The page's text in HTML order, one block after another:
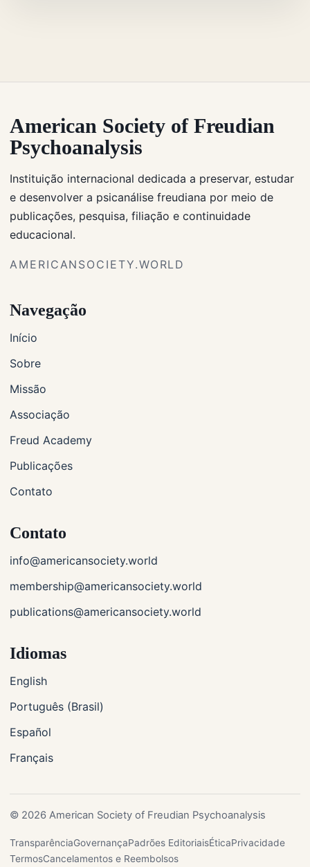
American Society of Freudian
Psychoanalysis
Instituição internacional dedicada a preservar, estudar
e desenvolver a psicanálise freudiana por meio de
publicações, pesquisa, filiação e continuidade
educacional.
AMERICANSOCIETY.WORLD
Navegação
Início
Sobre
Missão
Associação
Freud Academy
Publicações
Contato
Contato
info@americansociety.world
membership@americansociety.world
publications@americansociety.world
Idiomas
English
Português (Brasil)
Español
Français
© 2026 American Society of Freudian Psychoanalysis
TransparênciaGovernançaPadrões EditoriaisÉticaPrivacidade
TermosCancelamentos e Reembolsos